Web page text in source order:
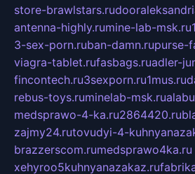
store-brawlstars.ru
antenna-highly.rumine-lab-msk.ru
3-sex-porn.ruban-damn.rupurse-
viagra-tablet.rufasbags.ruadler-
fincontech.ru3sexporn.ru1mus.ru
rebus-toys.ruminelab-msk.ru
medsprawo-4-ka.ru2864420.ru
zajmy24.rutovudyi-4-
brazzerscom.rumedsprawo4ka.ru
xehyroo5kuhnyanazakaz.ru